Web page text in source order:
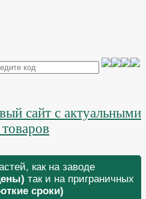
сайт с актуальными
как на заводе
так и на приграничных
сроки)